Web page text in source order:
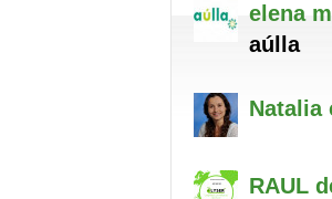
elena
aúlla
Natalia
RAUL